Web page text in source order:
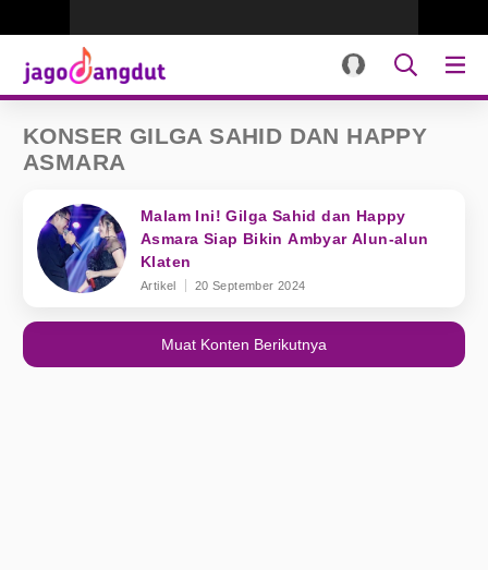
KONSER GILGA SAHID DAN HAPPY
ASMARA
Malam Ini! Gilga Sahid dan Happy
Asmara Siap Bikin Ambyar Alun-alun
Klaten
Artikel 20 September 2024
Muat Konten Berikutnya